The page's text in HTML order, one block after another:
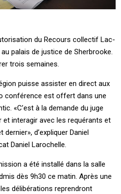
du Recours collectif Lac-
palais de justice de Sherbrooke.
trois semaines.
puisse assister en direct aux
conférence est offert dans une
«C’est à la demande du juge
et interagir avec les requérants et
d’expliquer Daniel
Daniel Larochelle.
a été installé dans la salle
dès 9h30 ce matin. Après une
délibérations reprendront